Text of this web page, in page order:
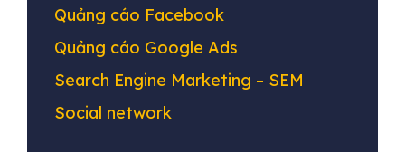
Quảng cáo Facebook
Quảng cáo Google Ads
Search Engine Marketing – SEM
Social network